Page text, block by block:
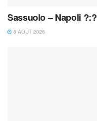
Sassuolo – Napoli ?:?
8 AOÛT 2026